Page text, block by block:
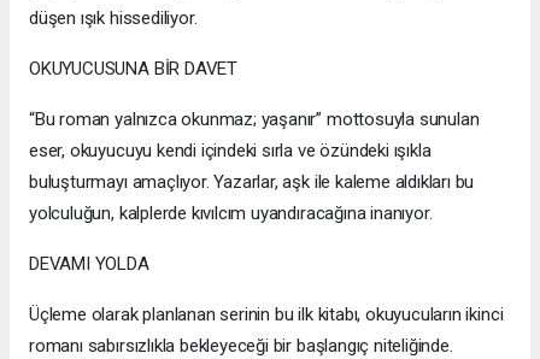
düşen ışık hissediliyor.
OKUYUCUSUNA BİR DAVET
“Bu roman yalnızca okunmaz; yaşanır” mottosuyla sunulan
eser, okuyucuyu kendi içindeki sırla ve özündeki ışıkla
buluşturmayı amaçlıyor. Yazarlar, aşk ile kaleme aldıkları bu
yolculuğun, kalplerde kıvılcım uyandıracağına inanıyor.
DEVAMI YOLDA
Üçleme olarak planlanan serinin bu ilk kitabı, okuyucuların ikinci
romanı sabırsızlıkla bekleyeceği bir başlangıç niteliğinde.